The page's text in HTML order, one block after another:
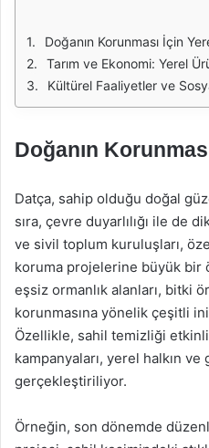
Doğanın Korunması İçin
Tarım ve Ekonomi: Yerel
Kültürel Faaliyetler ve
Doğanın
Datça, sahip olduğu doğal
sıra, çevre duyarlılığı ile de
ve sivil toplum kuruluşları,
koruma projelerine büyük bir
eşsiz ormanlık alanları, bitki
korunmasına yönelik çeşitli
Özellikle, sahil temizliği
kampanyaları, yerel halkın ve
gerçekleştiriliyor.
Örneğin, son dönemde